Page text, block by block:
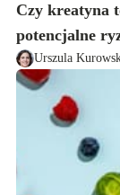
Czy kreatyna
potencjalne
Urszula